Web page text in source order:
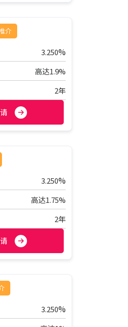
介
3.250%
高达1.9%
2年
3.250%
高达1.75%
2年
3.250%